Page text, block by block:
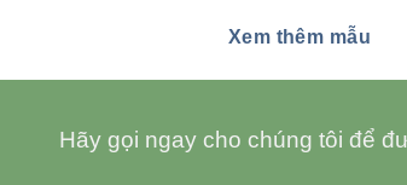
Xem thêm mẫu
Hãy gọi ngay cho chúng tôi để